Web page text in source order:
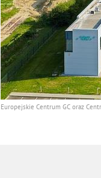
Europejskie Centrum GC oraz